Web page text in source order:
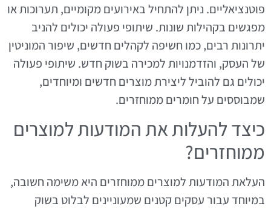
פוטנציאליים. ניתן להתחיל באירועים מקומיים, תערוכות או
מפגשים בקהילות שונות. שיתופי פעולה יכולים להניב
יתרונות רבים, כמו חשיפה לקהלים חדשים, שיפור המוניטין
של העסק, והזדמנויות למכירה בשוק חדש. שיתופי פעולה
יכולים גם להוביל ליצירת מוצרים חדשים ומיוחדים,
שמבוססים על חומרים ממוחזרים.
כיצד להעלות את המודעות למוצרים
ממוחזרים?
העלאת המודעות למוצרים ממוחזרים היא משימה חשובה,
במיוחד עבור עסקים קטנים שמעוניינים לבלוט בשוק